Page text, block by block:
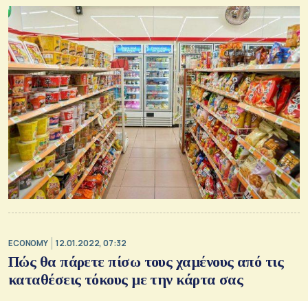
ECONOMY 12.01.2022, 07:32
Πώς θα πάρετε πίσω τους χαμένους από τις
καταθέσεις τόκους με την κάρτα σας